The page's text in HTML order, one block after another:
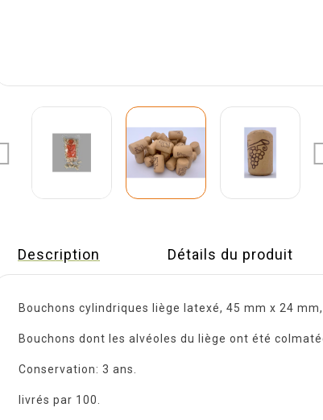
Description Détails du produit
Bouchons cylindriques liège latexé, 45 mm x 24
Bouchons dont les alvéoles du liège ont été
Conservation: 3 ans.
livrés par 100.